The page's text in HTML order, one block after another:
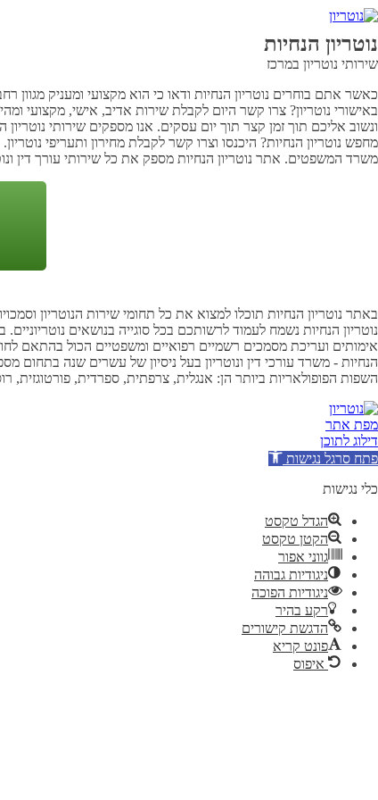
נוטריון הנחיות
שירותי נוטריון במרכז
כאשר אתם בוחרים נוטריון הנחיות ודאו כי הוא מקצועי ומעניק מגוון
באישורי נוטריון? צרו קשר היום לקבלת שירות אדיב, אישי,
ונשוב אליכם תוך זמן קצר תוך יום עסקים. אנו מספקים שירותי נוטריון
מחפש נוטריון הנחיות? היכנסו וצרו קשר לקבלת מחירון ותעריפי
משרד המשפטים. אתר נוטריון הנחיות מספק את כל שירותי עורך דין
באתר נוטריון הנחיות תוכלו למצוא את כל תחומי שירות הנוטריון
נוטריון הנחיות נשמח לעמוד לרשותכם בכל סוגייה בנושאים נוטריוניים.
אימותים ועריכת מסמכים רשמיים רפואיים ומשפטיים הכול בהתאם
הנחיות - משרד עורכי דין ונוטריון בעל ניסיון של עשרים שנה
השפות הפופולאריות ביותר הן: אנגלית, צרפתית, ספרדית, פורטוגזית,
מפת אתר
דילוג לתוכן
פתח סרגל נגישות
כלי נגישות
הגדל טקסט
הקטן טקסט
גווני אפור
ניגודיות גבוהה
ניגודיות הפוכה
רקע בהיר
הדגשת קישורים
פונט קריא
איפוס